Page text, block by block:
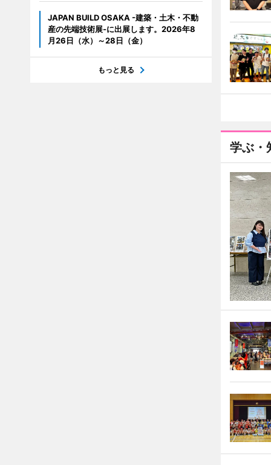
学ぶ・
JAPAN BUILD OSAKA -建築・土木・不動
産の先端技術展-に出展します。2026年8
月26日（水）～28日（金）
もっと見る